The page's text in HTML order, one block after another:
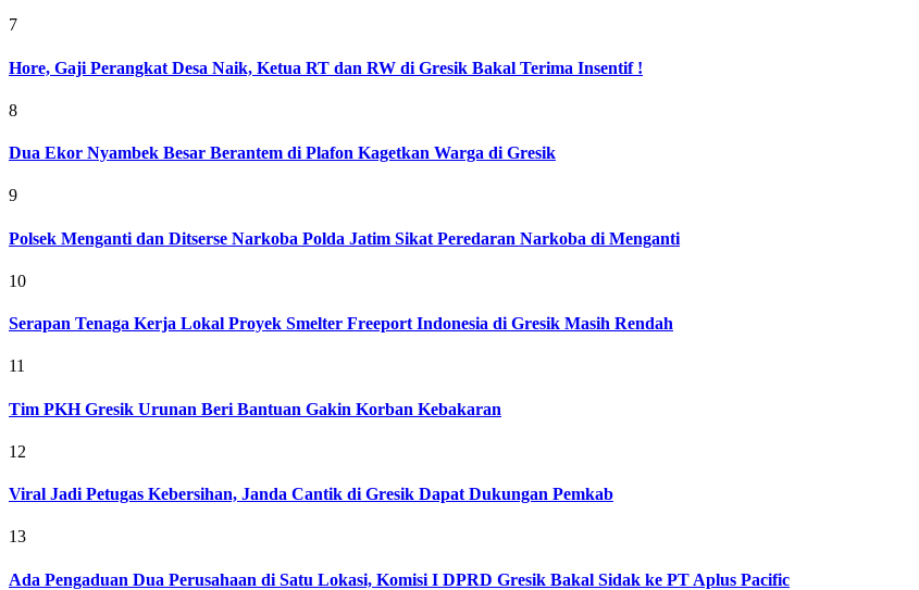
7
Hore, Gaji Perangkat Desa Naik, Ketua RT dan RW di Gresik Bakal Terima Insentif !
8
Dua Ekor Nyambek Besar Berantem di Plafon Kagetkan Warga di Gresik
9
Polsek Menganti dan Ditserse Narkoba Polda Jatim Sikat Peredaran Narkoba di Menganti
10
Serapan Tenaga Kerja Lokal Proyek Smelter Freeport Indonesia di Gresik Masih Rendah
11
Tim PKH Gresik Urunan Beri Bantuan Gakin Korban Kebakaran
12
Viral Jadi Petugas Kebersihan, Janda Cantik di Gresik Dapat Dukungan Pemkab
13
Ada Pengaduan Dua Perusahaan di Satu Lokasi, Komisi I DPRD Gresik Bakal Sidak ke PT Aplus Pacific